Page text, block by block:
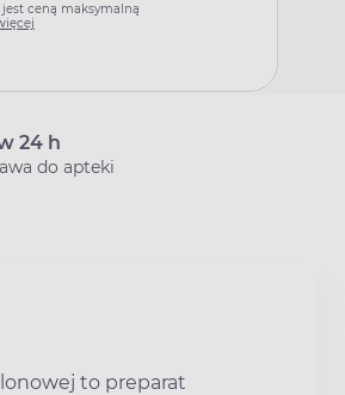
ceną maksymalną
24 h
do apteki
to preparat